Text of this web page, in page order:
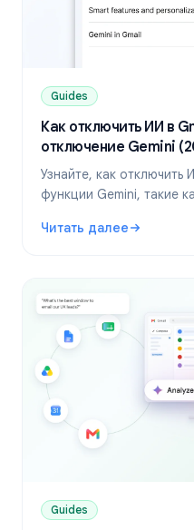
Guides
Как отключить ИИ в
отключение Gemini
Узнайте, как отключить
функции Gemini, такие
компьютера и мобильных
Читать далее
: Как отключить ИИ в
Guides